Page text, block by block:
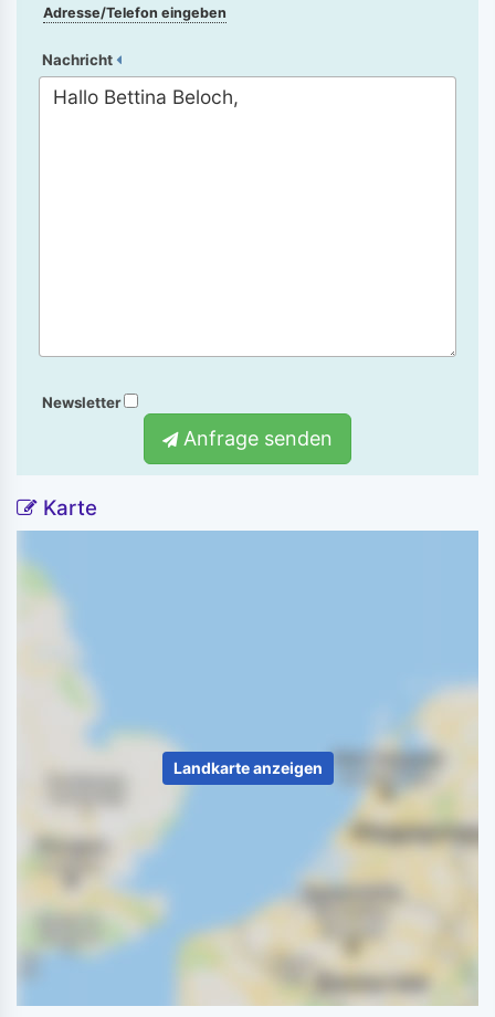
Adresse/Telefon eingeben
Nachricht
Newsletter
Anfrage senden
Karte
Landkarte anzeigen